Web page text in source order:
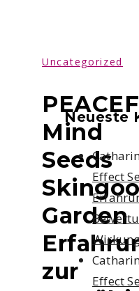
Uncategorized
Mind
Seeds
Garden
zur
Neueste
Effect
Effect